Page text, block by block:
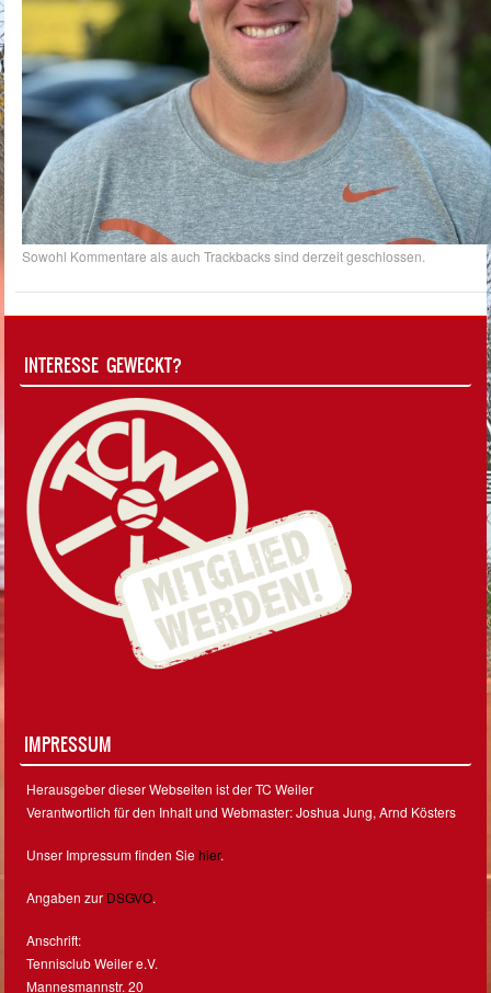
Sowohl Kommentare als auch Trackbacks sind derzeit geschlossen.
INTERESSE GEWECKT?
IMPRESSUM
Herausgeber dieser Webseiten ist der TC Weiler
Verantwortlich für den Inhalt und Webmaster: Joshua Jung, Arnd Kösters
Unser Impressum finden Siehier.
Angaben zur DSGVO.
Anschrift:
Tennisclub Weiler e.V.
Mannesmannstr. 20